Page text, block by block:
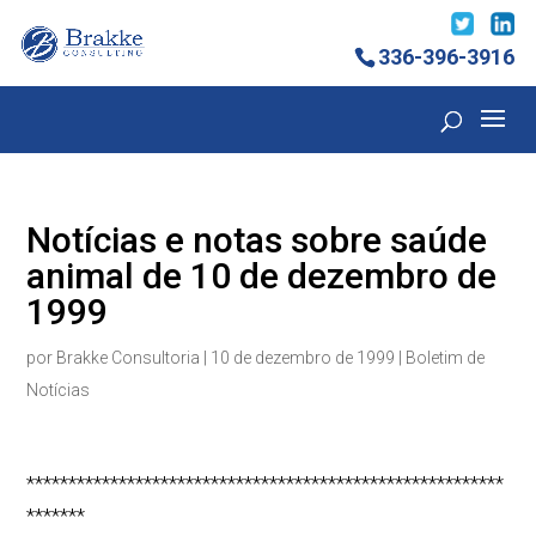
336-396-3916
Notícias e notas sobre saúde
animal de 10 de dezembro de
1999
por Brakke Consultoria 10 de dezembro de 1999
Boletim de
Notícias
*********************************************************
*******